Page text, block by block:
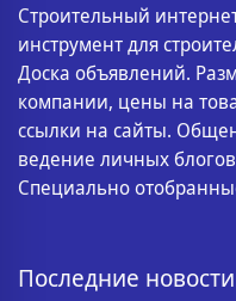
Строительный
инструмент для
Доска объявлений.
компании, цены на
ссылки на сайты.
ведение личных
Специально
Последние новости